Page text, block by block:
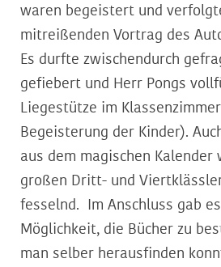
waren begeistert und
mitreißenden Vortrag des
Es durfte zwischendurch
gefiebert und Herr Pongs
Liegestütze im
Begeisterung der Kinder).
aus dem magischen Kalender
großen Dritt- und
fesselnd. Im Anschluss gab
Möglichkeit, die Bücher zu
man selber herausfinden